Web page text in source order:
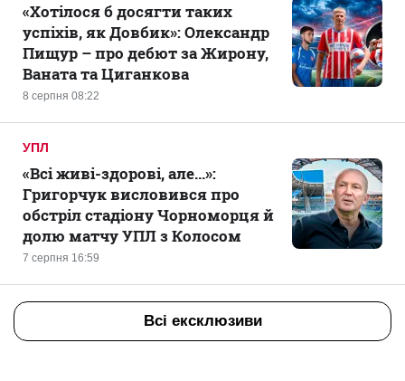
8 серпня 08:22
«Хотілося б досягти таких
успіхів, як Довбик»: Олександр
Пищур – про дебют за Жирону,
Ваната та Циганкова
УПЛ
7 серпня 16:59
«Всі живі-здорові, але...»:
Григорчук висловився про
обстріл стадіону Чорноморця й
долю матчу УПЛ з Колосом
Всі ексклюзиви